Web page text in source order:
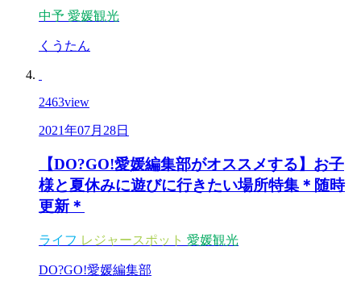
中予 愛媛観光
くうたん
2463view
2021年07月28日
【DO?GO!愛媛編集部がオススメする】お子
様と夏休みに遊びに行きたい場所特集＊随時
更新＊
ライフ レジャースポット 愛媛観光
DO?GO!愛媛編集部